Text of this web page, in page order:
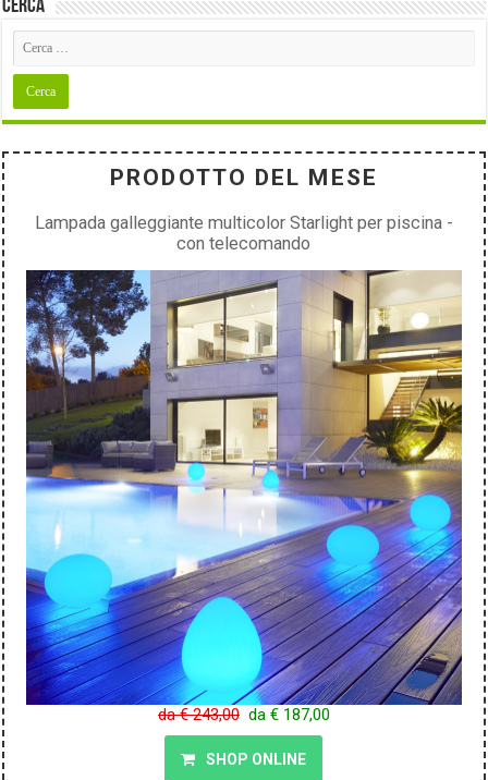
Cerca
PRODOTTO DEL MESE
Lampada galleggiante multicolor Starlight per piscina -
con telecomando
da € 243,00 da € 187,00
SHOP ONLINE